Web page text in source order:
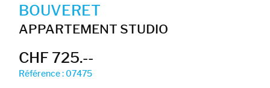
BOUVERET
APPARTEMENT STUDIO
CHF 725.--
Référence : 07475